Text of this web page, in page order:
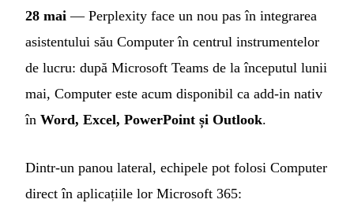
28 mai — Perplexity face un nou pas în integrarea
asistentului său Computer în centrul instrumentelor
de lucru: după Microsoft Teams de la începutul lunii
mai, Computer este acum disponibil ca add-in nativ
în Word, Excel, PowerPoint și Outlook.
Dintr-un panou lateral, echipele pot folosi Computer
direct în aplicațiile lor Microsoft 365: